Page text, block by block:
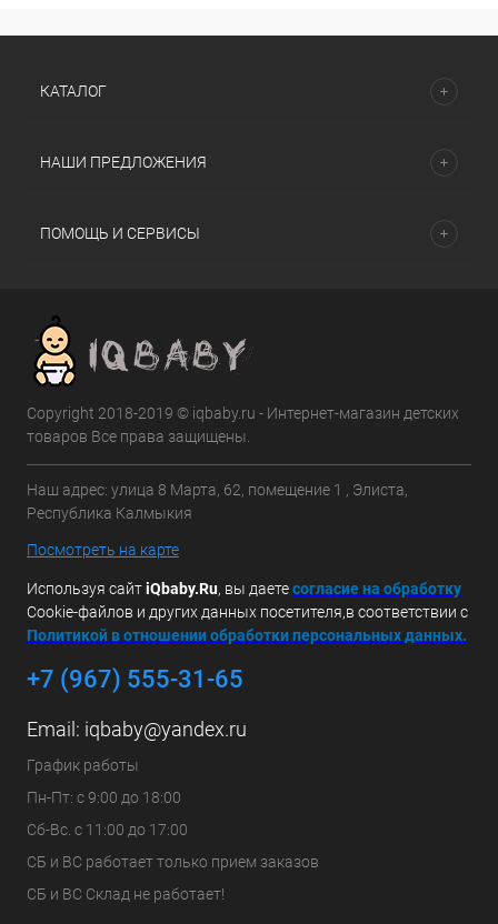
КАТАЛОГ
НАШИ ПРЕДЛОЖЕНИЯ
ПОМОЩЬ И СЕРВИСЫ
Copyright 2018-2019 © iqbaby.ru - Интернет-магазин детских
товаров Все права защищены.
Наш адрес: улица 8 Марта, 62, помещение 1 , Элиста,
Республика Калмыкия
Посмотреть на карте
Используя сайтiQbaby.Ru, вы даетесогласие на обработку
Cookie-файлов и других данных посетителя,в соответствии с
Политикой в отношении обработки персональных данных.
+7 (967) 555-31-65
Email: iqbaby@yandex.ru
График работы
Пн-Пт: с 9:00 до 18:00
Сб-Вс. с 11:00 до 17:00
СБ и ВС работает только прием заказов
СБ и ВС Склад не работает!